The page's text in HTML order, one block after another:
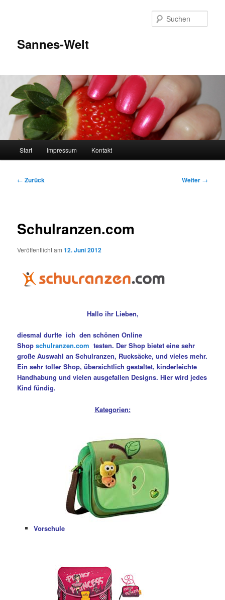
Sannes-Welt
Start Impressum Kontakt
Beitragsnavigation
← Zurück Weiter →
Schulranzen.com
Veröffentlicht am12. Juni 2012
Hallo ihr Lieben,
diesmal durfte ich den schönen Online
Shopschulranzen.com testen. Der Shop bietet eine sehr
große Auswahl an Schulranzen, Rucksäcke, und vieles mehr.
Ein sehr toller Shop, übersichtlich gestaltet, kinderleichte
Handhabung und vielen ausgefallen Designs. Hier wird jedes
Kind fündig.
Kategorien:
Vorschule